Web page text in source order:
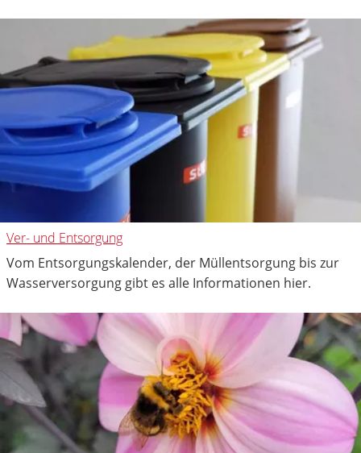
Ver- und Entsorgung
Vom Entsorgungskalender, der Müllentsorgung bis zur
Wasserversorgung gibt es alle Informationen hier.